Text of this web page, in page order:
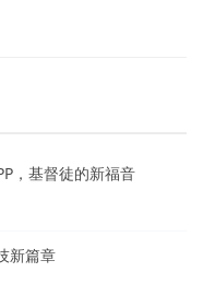
，基督徒的新福音
新篇章